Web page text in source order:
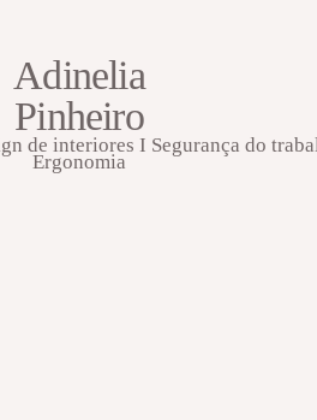
Adinelia
Pinheiro
de interiores I Segurança do
Ergonomia